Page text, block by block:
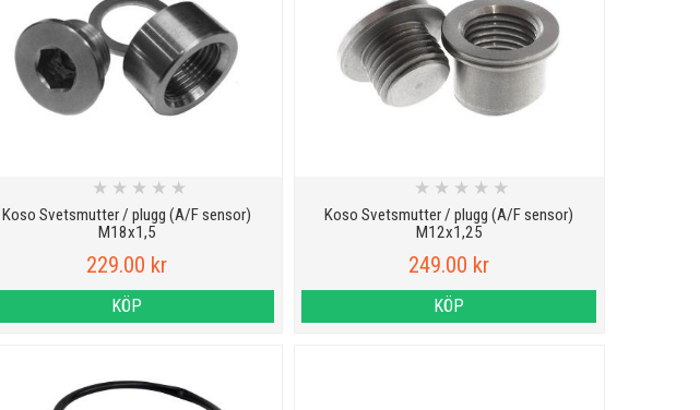
Koso Svetsmutter / plugg (A/F sensor)
M18x1,5
★ ★ ★ ★ ★
229.00 kr
KÖP
Koso Svetsmutter / plugg (A/F sensor)
M12x1,25
★ ★ ★ ★ ★
249.00 kr
KÖP